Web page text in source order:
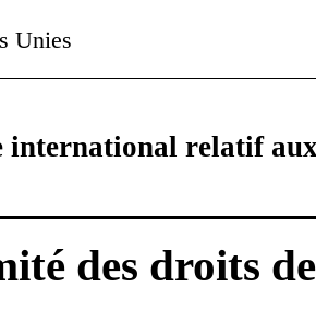
Unies
international relatif
des droits